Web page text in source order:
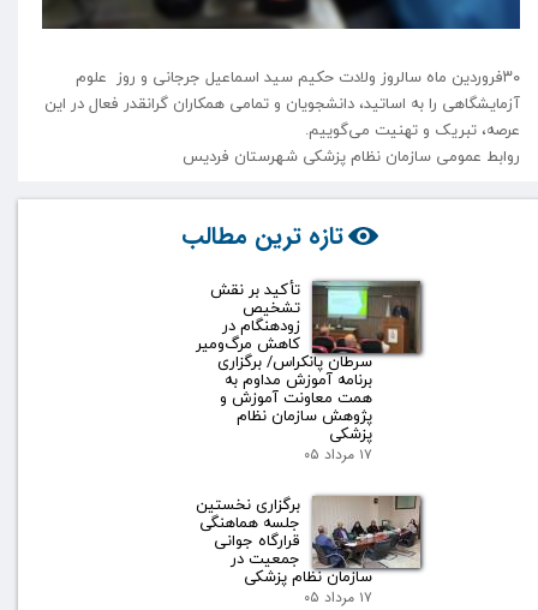
۳۰فروردین ماه سالروز ولادت حکیم سید اسماعیل جرجانی و روز علوم
آزمایشگاهی را به اساتید، دانشجویان و تمامی همکاران گرانقدر فعال در این
عرصه، تبریک و تهنیت می‌گوییم.
روابط عمومی سازمان نظام پزشکی شهرستان فردیس
تازه ترین مطالب
تأکید بر نقش
تشخیص
زودهنگام در
کاهش مرگ‌ومیر
سرطان پانکراس/ برگزاری
برنامه آموزش مداوم به
همت معاونت آموزش و
پژوهش سازمان نظام
پزشکی
۱۷ مرداد ۰۵
برگزاری نخستین
جلسه هماهنگی
قرارگاه جوانی
جمعیت در
سازمان نظام پزشکی
۱۷ مرداد ۰۵